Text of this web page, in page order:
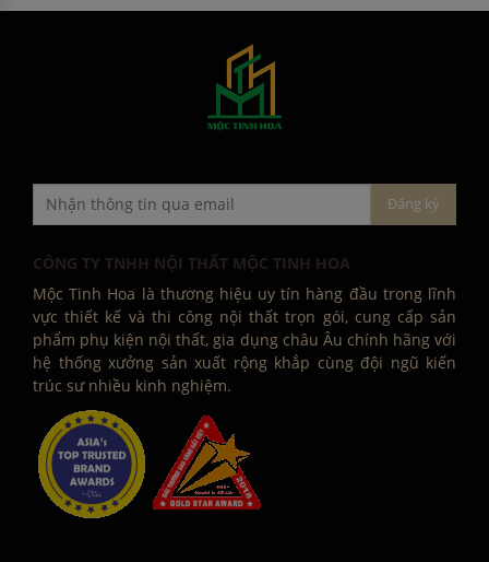
CÔNG TY TNHH NỘI THẤT MỘC TINH HOA
Mộc Tinh Hoa là thương hiệu uy tín hàng đầu trong lĩnh
vực thiết kế và thi công nội thất trọn gói, cung cấp sản
phẩm phụ kiện nội thất, gia dụng châu Âu chính hãng với
hệ thống xưởng sản xuất rộng khắp cùng đội ngũ kiến
trúc sư nhiều kinh nghiệm.